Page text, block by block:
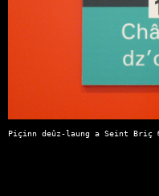
Piçinn deûz-laung a Seint Briç ©